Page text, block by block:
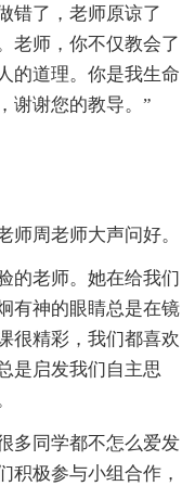
错了，老师原谅了
老师，你不仅教会了
的道理。你是我生命
谢谢您的教导。”
周老师大声问好。
老师。她在给我们
有神的眼睛总是在镜
很精彩，我们都喜欢
是启发我们自主思
同学都不怎么爱发
积极参与小组合作，